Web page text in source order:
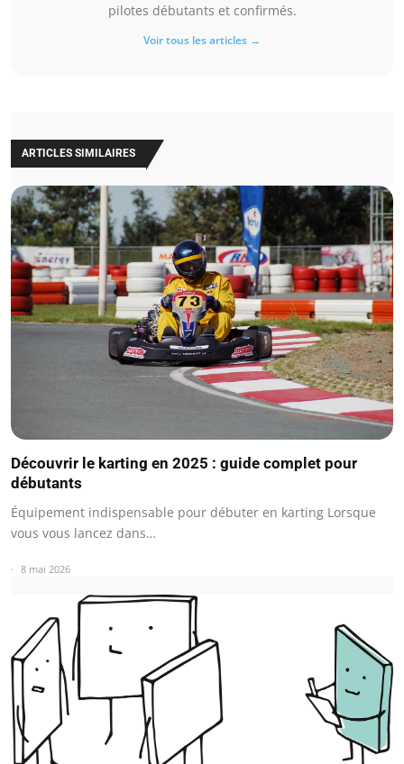
pilotes débutants et confirmés.
Voir tous les articles →
ARTICLES SIMILAIRES
Découvrir le karting en 2025 : guide complet pour
débutants
Équipement indispensable pour débuter en karting Lorsque
vous vous lancez dans…
8 mai 2026